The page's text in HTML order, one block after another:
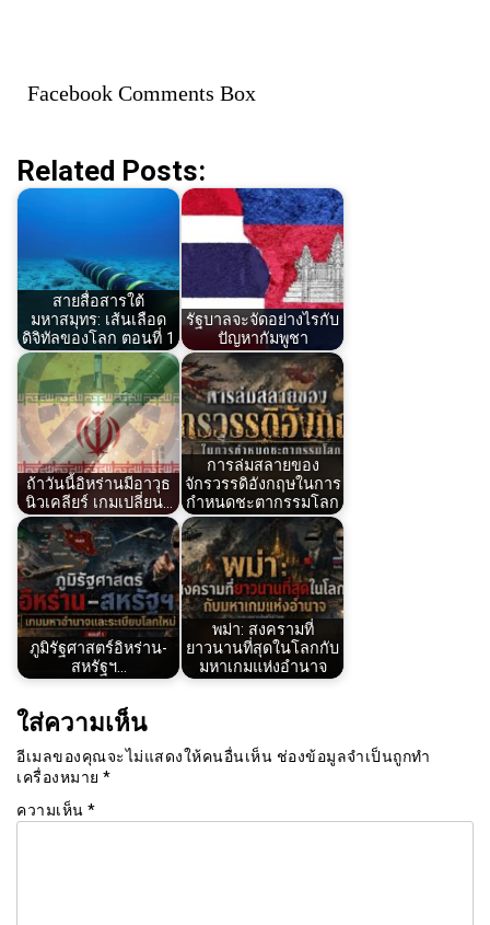
Facebook Comments Box
Related Posts:
สายสื่อสารใต้
มหาสมุทร: เส้นเลือด
ดิจิทัลของโลก ตอนที่ 1
รัฐบาลจะจัดอย่างไรกับ
ปัญหากัมพูชา
ถ้าวันนี้อิหร่านมีอาวุธ
นิวเคลียร์ เกมเปลี่ยน…
การล่มสลายของ
จักรวรรดิอังกฤษในการ
กำหนดชะตากรรมโลก
ภูมิรัฐศาสตร์อิหร่าน-
สหรัฐฯ…
พม่า: สงครามที่
ยาวนานที่สุดในโลกกับ
มหาเกมแห่งอำนาจ
ใส่ความเห็น
อีเมลของคุณจะไม่แสดงให้คนอื่นเห็น ช่องข้อมูลจำเป็นถูกทำ
เครื่องหมาย *
ความเห็น *